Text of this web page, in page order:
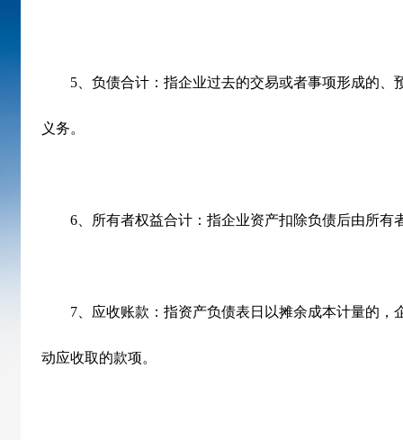
5 、负债合计：指企业过去的交易或者事项形成的
义务。
6 、所有者权益合计：指企业资产扣除负债后由所有
7 、应收账款：指资产负债表日以摊余成本计量的
动应收取的款项。